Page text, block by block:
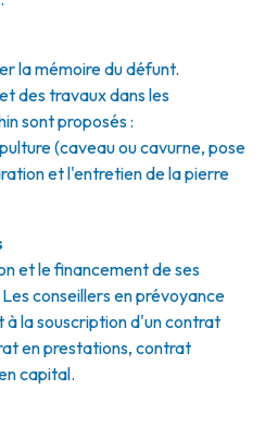
la mémoire du défunt.
des travaux dans les
sont proposés :
(caveau ou cavurne, pose
et l'entretien de la pierre
et le financement de ses
conseillers en prévoyance
à la souscription d'un contrat
en prestations, contrat
capital.